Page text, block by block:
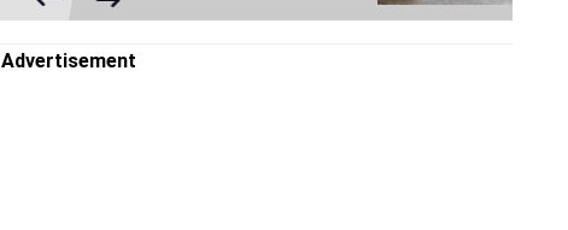
Advertisement